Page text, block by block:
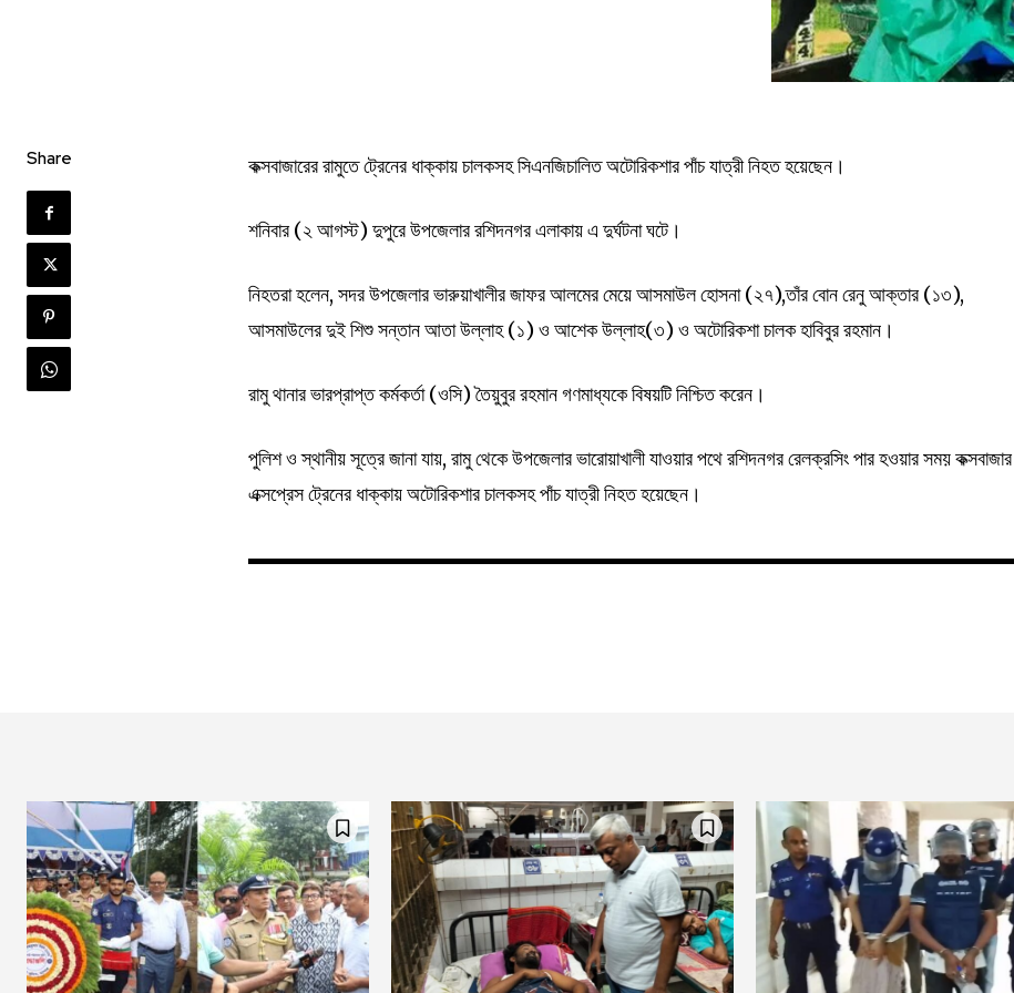
Share কক্সবাজারের রামুতে ট্রেনের ধাক্কায় চালকসহ সিএনজিচালিত অটোরিকশার পাঁচ যাত্রী নিহত হয়েছেন।
শনিবার (২ আগস্ট) দুপুরে উপজেলার রশিদনগর এলাকায় এ দুর্ঘটনা ঘটে।
নিহতরা হলেন, সদর উপজেলার ভারুয়াখালীর জাফর আলমের মেয়ে আসমাউল হোসনা (২৭),তাঁর বোন রেনু আক্তার (১৩),
আসমাউলের দুই শিশু সন্তান আতা উল্লাহ (১) ও আশেক উল্লাহ(৩) ও অটোরিকশা চালক হাবিবুর রহমান।
রামু থানার ভারপ্রাপ্ত কর্মকর্তা (ওসি) তৈয়ুবুর রহমান গণমাধ্যকে বিষয়টি নিশ্চিত করেন।
পুলিশ ও স্থানীয় সূত্রে জানা যায়, রামু থেকে উপজেলার ভারোয়াখালী যাওয়ার পথে রশিদনগর রেলক্রসিং পার হওয়ার সময় কক্সবাজার
এক্সপ্রেস ট্রেনের ধাক্কায় অটোরিকশার চালকসহ পাঁচ যাত্রী নিহত হয়েছেন।